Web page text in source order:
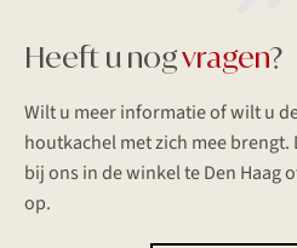
Heeft u nogvragen?
Wilt u meer informatie of wilt u
houtkachel met zich mee
bij ons in de winkel te Den Haag
op.